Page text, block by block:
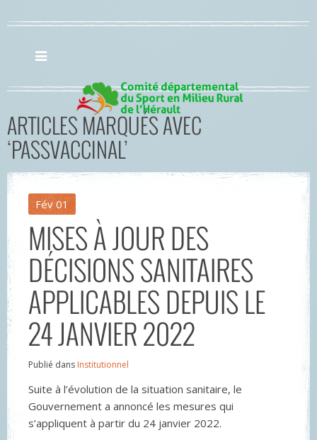
ARTICLES MARQUÉS AVEC
‘PASSVACCINAL’
Fév 01
MISES À JOUR DES
DÉCISIONS SANITAIRES
APPLICABLES DEPUIS LE
24 JANVIER 2022
Publié dans Institutionnel
Suite à l’évolution de la situation sanitaire, le
Gouvernement a annoncé les mesures qui
s’appliquent à partir du 24 janvier 2022.